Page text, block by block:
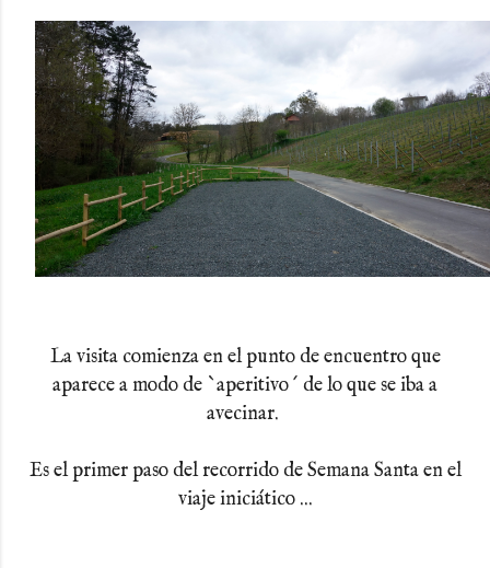
La visita comienza en el punto de encuentro que
aparece a modo de `aperitivo´ de lo que se iba a
avecinar.
Es el primer paso del recorrido de Semana Santa en el
viaje iniciático ...